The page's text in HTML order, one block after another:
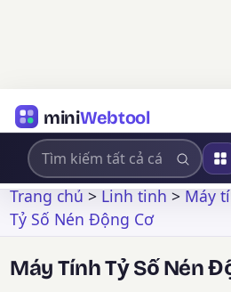
miniWebtool
Trang chủ>Linh tinh>Máy
Tỷ Số Nén Động Cơ
Máy Tính Tỷ Số Nén